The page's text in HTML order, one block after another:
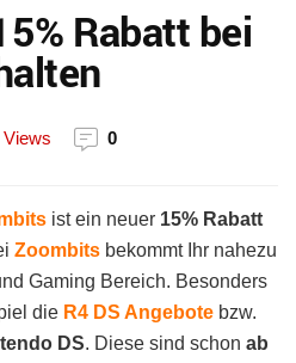
Rabatt bei
Views 0
ist ein neuer 15% Rabatt
Zoombits bekommt Ihr nahezu
Gaming Bereich. Besonders
die R4 DS Angebote bzw.
DS. Diese sind schon ab